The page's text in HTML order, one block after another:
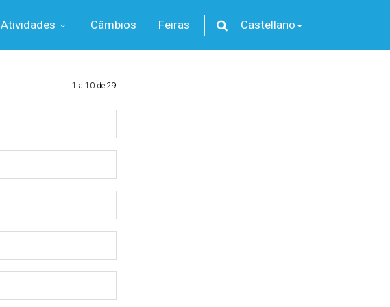
Atividades Câmbios Feiras Castellano
1 a 10 de 29